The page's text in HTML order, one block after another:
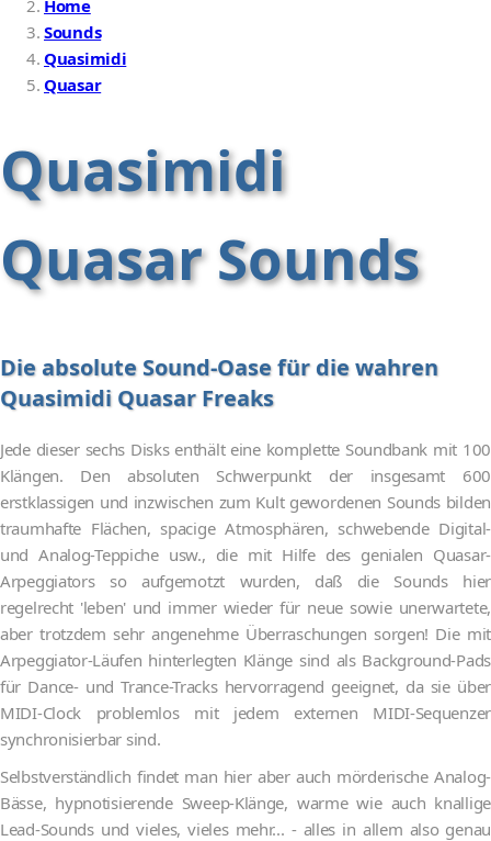
Home
Sounds
Quasimidi
Quasar
Quasimidi
Quasar Sounds
Die absolute Sound-Oase für die wahren
Quasimidi Quasar Freaks
Jede dieser sechs Disks enthält eine komplette Soundbank mit 100
Klängen. Den absoluten Schwerpunkt der insgesamt 600
erstklassigen und inzwischen zum Kult gewordenen Sounds bilden
traumhafte Flächen, spacige Atmosphären, schwebende Digital-
und Analog-Teppiche usw., die mit Hilfe des genialen Quasar-
Arpeggiators so aufgemotzt wurden, daß die Sounds hier
regelrecht 'leben' und immer wieder für neue sowie unerwartete,
aber trotzdem sehr angenehme Überraschungen sorgen! Die mit
Arpeggiator-Läufen hinterlegten Klänge sind als Background-Pads
für Dance- und Trance-Tracks hervorragend geeignet, da sie über
MIDI-Clock problemlos mit jedem externen MIDI-Sequenzer
synchronisierbar sind.
Selbstverständlich findet man hier aber auch mörderische Analog-
Bässe, hypnotisierende Sweep-Klänge, warme wie auch knallige
Lead-Sounds und vieles, vieles mehr... - alles in allem also genau